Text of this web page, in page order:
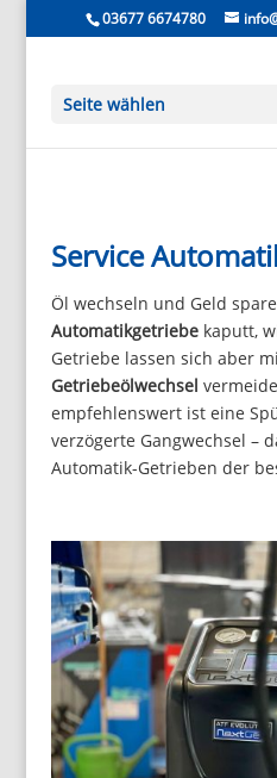
03677 6674780
Seite wählen
Service
Öl wechseln und Geld
Automatikgetriebekaputt,
Getriebe lassen sich aber
Getriebeölwechsel
empfehlenswert ist eine
verzögerte Gangwechsel –
Automatik-Getrieben der